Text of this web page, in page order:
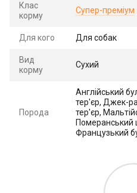
Клас
корму
Супер-преміум
Для кого Для собак
Вид
корму
Сухий
Порода
Англійський
тер'єр, Джек-
тер'єр,
Померанський
Французький